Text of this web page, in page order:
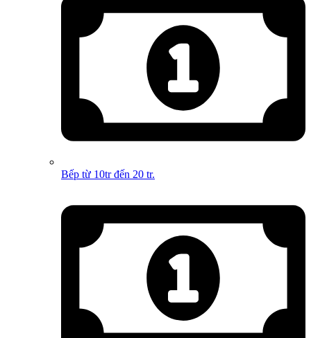
Bếp từ 10tr đến 20 tr.